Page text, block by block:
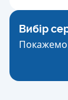
Вибір
Покажемо